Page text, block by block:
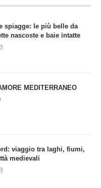
spiagge: le più belle da
nascoste e baie intatte
MEDITERRANEO
viaggio tra laghi, fiumi,
medievali